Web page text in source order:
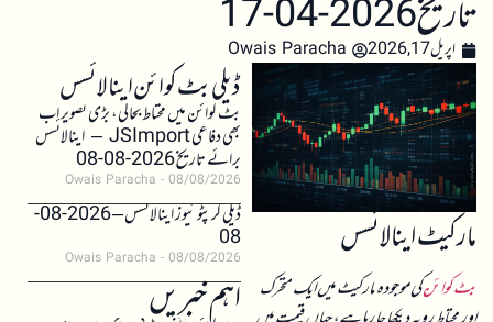
تاریخ 2026-04-17
اپریل 17, 2026 Owais Paracha
مارکیٹ اینالائسس
بٹ کوائنکی موجودہ مارکیٹ میں ایک متحرک
ڈیلی بٹ کوائن اینالائسس
بٹ کوائن میں محتاط بحالی، بڑی تصویر اب
بھی دفاعی JSImport – اینالائسس
برائے تاریخ 2026-08-08
Owais Paracha 08/08/2026
ڈیلی کرپٹو نیوز اینالائسس – 2026-08-
08
Owais Paracha 08/08/2026
اہم خبریں